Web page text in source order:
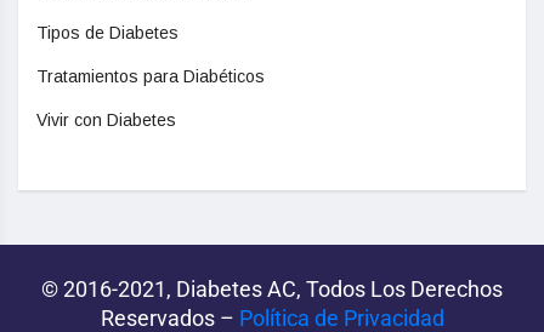
Tipos de Diabetes
Tratamientos para Diabéticos
Vivir con Diabetes
© 2016-2021, Diabetes AC, Todos Los Derechos
Reservados – Política de Privacidad‌­